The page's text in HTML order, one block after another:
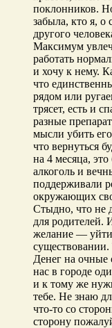
поклонников.
забыла, кто я, о
другого
Максимум
работать
и хочу к нему.
что
рядом или
трясет, есть и
разные
мысли убить
что вернуться
на 4 месяца,
алкоголь и
поддерживали
окружающих
Стыдно, что не
для родителей.
желание — уйти
Денег на очные
нас в городе
и к тому же
тебе. Не знаю
что-то со
сторону